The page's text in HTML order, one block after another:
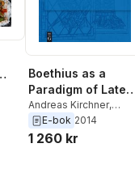
Boethius as a
Paradigm of Late
Ancient Thought
Andreas Kirchner,
Thomas Jurgasch
Thomas Bohm
E-bok 2014
1 260 kr